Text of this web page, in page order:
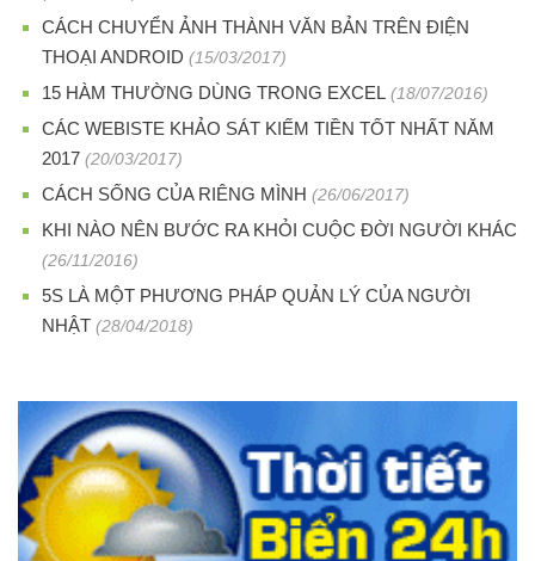
CÁCH CHUYỂN ẢNH THÀNH VĂN BẢN TRÊN ĐIỆN
THOẠI ANDROID (15/03/2017)
15 HÀM THƯỜNG DÙNG TRONG EXCEL (18/07/2016)
CÁC WEBISTE KHẢO SÁT KIẾM TIỀN TỐT NHẤT NĂM
2017 (20/03/2017)
CÁCH SỐNG CỦA RIÊNG MÌNH (26/06/2017)
KHI NÀO NÊN BƯỚC RA KHỎI CUỘC ĐỜI NGƯỜI KHÁC
(26/11/2016)
5S LÀ MỘT PHƯƠNG PHÁP QUẢN LÝ CỦA NGƯỜI
NHẬT (28/04/2018)